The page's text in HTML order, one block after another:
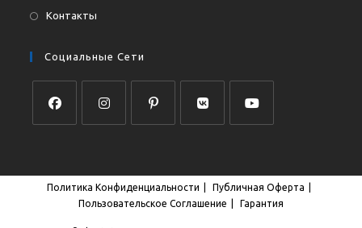
Контакты
Социальные Сети
новой
вкладке
новой
вкладке
новой
вкладке
новой
вкладке
новой
вкладке
Политика Конфиденциальности
Публичная Оферта
Пользовательское Соглашение
Гарантия